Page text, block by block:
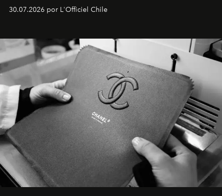
Dubray, la responsable de marketing para
Latinoamérica, sobre identidad, cultura y el valor
30.07.2026 por L'Officiel Chile